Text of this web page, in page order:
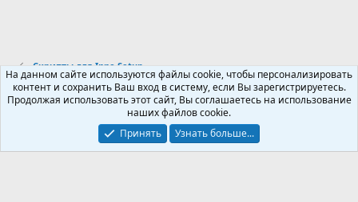
Скрипты для Inno Setup
Russian (RU)
Условия и правила
Политика конфиденциальности
Помощь
На данном сайте используются файлы cookie, чтобы персонализировать
контент и сохранить Ваш вход в систему, если Вы зарегистрируетесь.
Продолжая использовать этот сайт, Вы соглашаетесь на использование
наших файлов cookie.
Принять
Узнать больше...